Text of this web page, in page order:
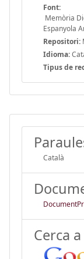
Font:
Memòria
Espanyola
Repositori:
Idioma:
Tipus de
Català
Cerca